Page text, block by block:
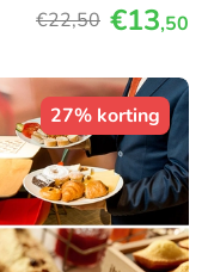
€22,50 €13,50
27% korting